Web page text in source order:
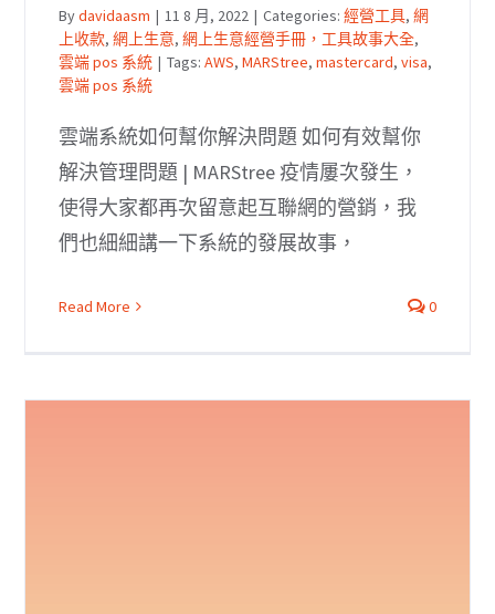
Bydavidaasm | 11 8 月, 2022 | Categories:經營工具,網
上收款,網上生意,網上生意經營手冊，工具故事大全,
雲端 pos 系統 | Tags:AWS,MARStree,mastercard,visa,
雲端 pos 系統
雲端系統如何幫你解決問題 如何有效幫你
解決管理問題 | MARStree 疫情屢次發生，
使得大家都再次留意起互聯網的營銷，我
們也細細講一下系統的發展故事，
Read More 0